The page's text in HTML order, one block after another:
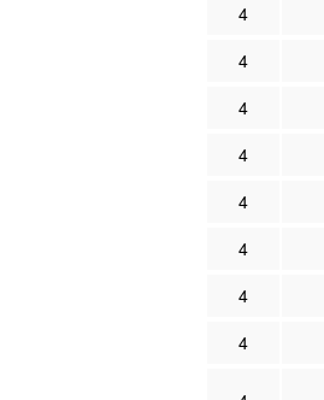
4
4
4
4
4
4
4
4